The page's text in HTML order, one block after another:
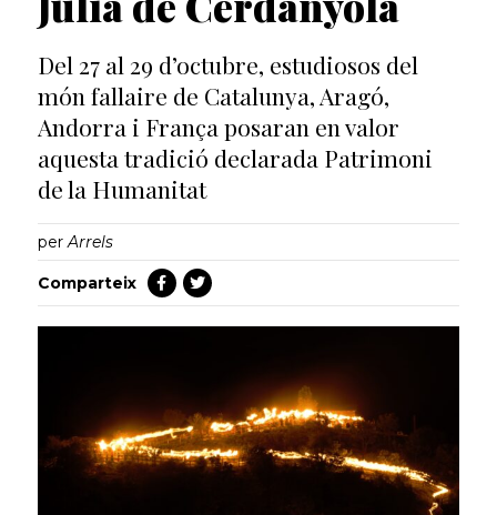
Del 27 al 29 d’octubre, estudiosos del
món fallaire de Catalunya, Aragó,
Andorra i França posaran en valor
aquesta tradició declarada Patrimoni
de la Humanitat
perArrels
Comparteix